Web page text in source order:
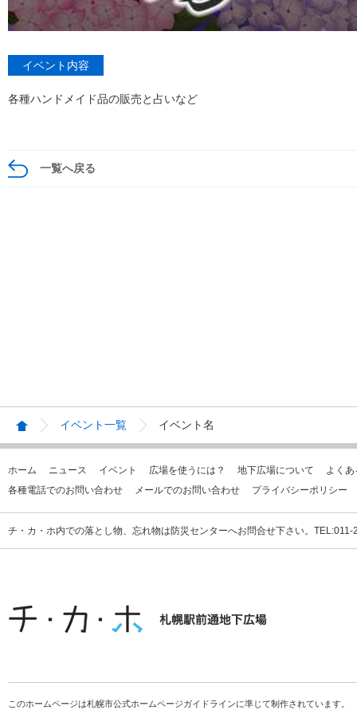
イベント内容
各種ハンドメイド品の販売と占いなど
一覧へ戻る
イベント一覧 イベント名
ホーム ニュース イベント 広場を使うには？ 地下広場について
よく
各種電話でのお問い合わせ
メールでのお問い合わせ プライバシーポリシー
チ・カ・ホ内での落とし物、忘れ物は防災センターへお問合せ下さい。
このホームページは札幌市公式ホームページガイドラインに準じて制作されています。